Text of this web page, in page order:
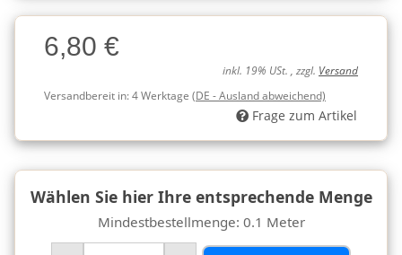
Charge
Charge6,80 €
inkl. 19% USt. , zzgl. Versand
Versandbereit in:4 Werktage (DE - Ausland abweichend)
Frage zum Artikel
Wählen Sie hier Ihre entsprechende Menge
Mindestbestellmenge: 0.1 Meter